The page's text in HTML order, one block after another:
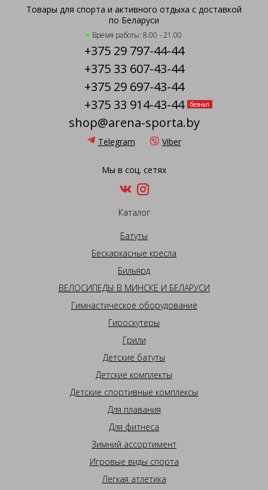
Товары для спорта и активного отдыха с доставкой
по Беларуси
Время работы: 8.00 - 21.00
+375 29 797-44-44
+375 33 607-43-44
+375 29 697-43-44
+375 33 914-43-44
безнал
shop@arena-sporta.by
Telegram Viber
Мы в соц. сетях
Каталог
Батуты
Бескаркасные кресла
Бильярд
ВЕЛОСИПЕДЫ В МИНСКЕ И БЕЛАРУСИ
Гимнастическое оборудование
Гироскутеры
Грили
Детские батуты
Детские комплекты
Детские спортивные комплексы
Для плавания
Для фитнеса
Зимний ассортимент
Игровые виды спорта
Легкая атлетика